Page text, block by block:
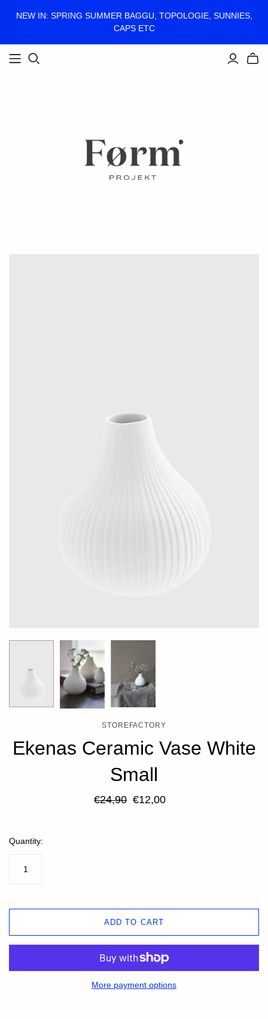
NEW IN: SPRING SUMMER BAGGU, TOPOLOGIE, SUNNIES,
CAPS ETC
STOREFACTORY
Ekenas Ceramic Vase White
Small
€24,90 €12,00
Quantity:
ADD TO CART
More payment options